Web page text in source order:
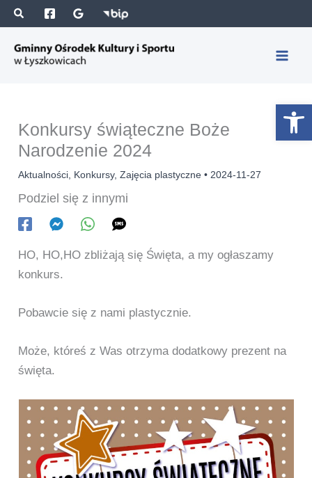
Przejdź
do
treści
z
u
r
c
a
Konkursy świąteczne Boże
Narodzenie 2024
Aktualności Konkursy,Zajęcia plastyczne • 2024-11-27
Podziel się z innymi
HO, HO,HO zbliżają się Święta, a my ogłaszamy
konkurs.
Pobawcie się z nami plastycznie.
Może, któreś z Was otrzyma dodatkowy prezent na
święta.